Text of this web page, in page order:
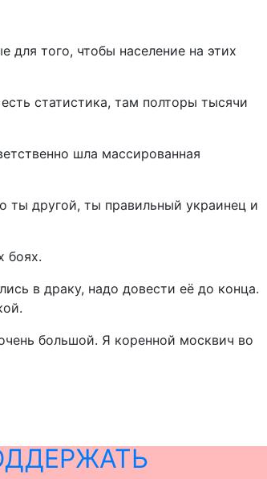
для того, чтобы население на этих
статистика, там полторы тысячи
шла массированная
ты другой, ты правильный украинец и
боях.
в драку, надо довести её до конца.
большой. Я коренной москвич во